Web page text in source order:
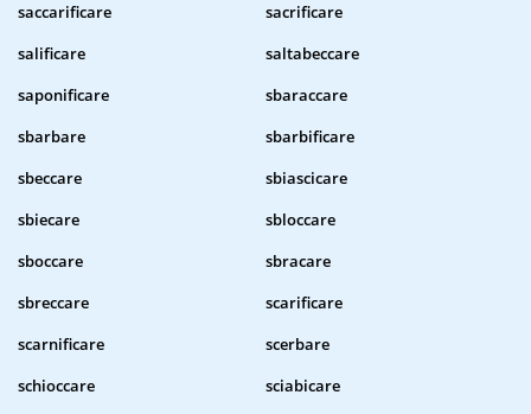
saccarificare
sacrificare
salificare
saltabeccare
saponificare
sbaraccare
sbarbare
sbarbificare
sbeccare
sbiascicare
sbiecare
sbloccare
sboccare
sbracare
sbreccare
scarificare
scarnificare
scerbare
schioccare
sciabicare